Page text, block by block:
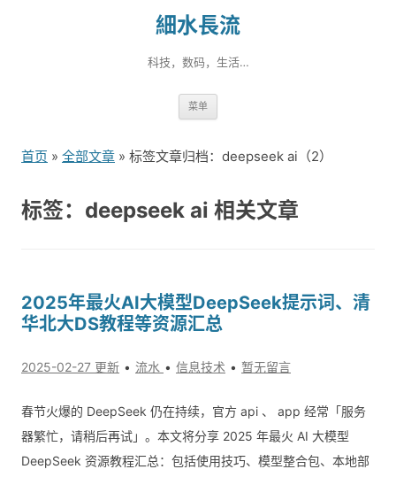
細水長流
科技，数码，生活…
菜单
到
首页 » 全部文章 » 标签文章归档：deepseek ai（2）
标签：deepseek ai 相关文章
2025年最火AI大模型DeepSeek提示词、清
华北大DS教程等资源汇总
2025-02-27 更新 流水 信息技术 暂无留言
春节火爆的 DeepSeek 仍在持续，官方 api 、 app 经常「服务
器繁忙，请稍后再试」。本文将分享 2025 年最火 AI 大模型
DeepSeek 资源教程汇总：包括使用技巧、模型整合包、本地部